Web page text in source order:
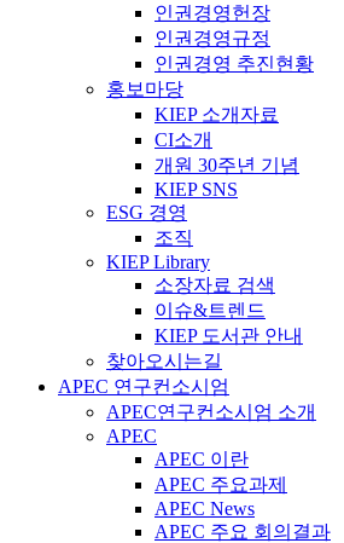
인권경영헌장
인권경영규정
인권경영 추진현황
홍보마당
KIEP 소개자료
CI소개
개원 30주년 기념
KIEP SNS
ESG 경영
조직
KIEP Library
소장자료 검색
이슈&트렌드
KIEP 도서관 안내
찾아오시는길
APEC 연구컨소시엄
APEC연구컨소시엄 소개
APEC
APEC 이란
APEC 주요과제
APEC News
APEC 주요 회의결과